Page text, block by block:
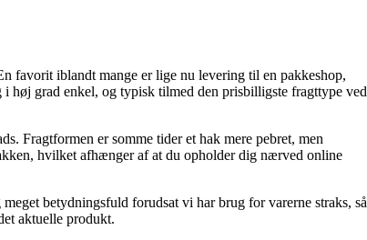
favorit iblandt mange er lige nu levering til en pakkeshop,
høj grad enkel, og typisk tilmed den prisbilligste fragttype ved
Fragtformen er somme tider et hak mere pebret, men
hvilket afhænger af at du opholder dig nærved online
betydningsfuld forudsat vi har brug for varerne straks, så
aktuelle produkt.